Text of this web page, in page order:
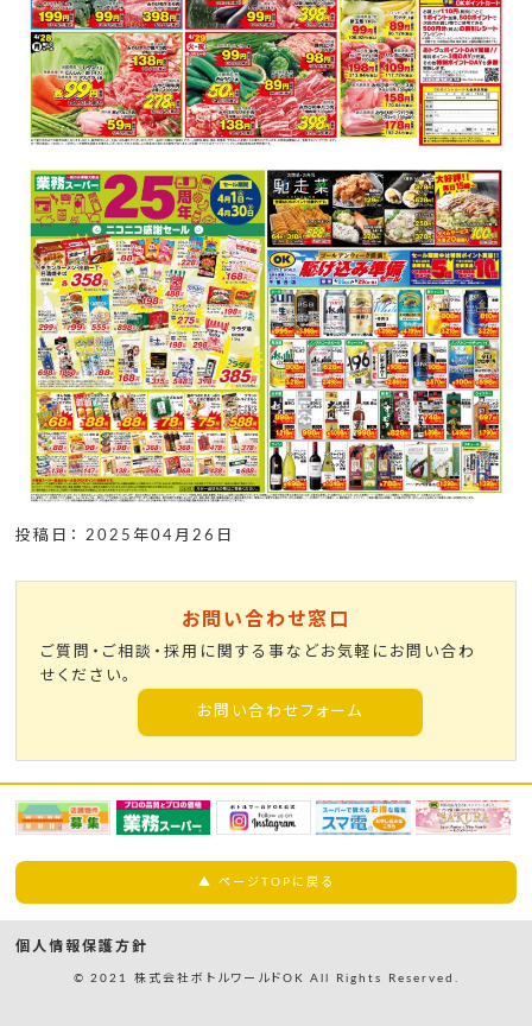
投稿日： 2025年04月26日
お問い合わせ窓口
ご質問・ご相談・採用に関する事などお気軽にお問い合わ
せください。
お問い合わせフォーム
▲ ページTOPに戻る
個人情報保護方針
© 2021 株式会社ボトルワールドOK All Rights Reserved.